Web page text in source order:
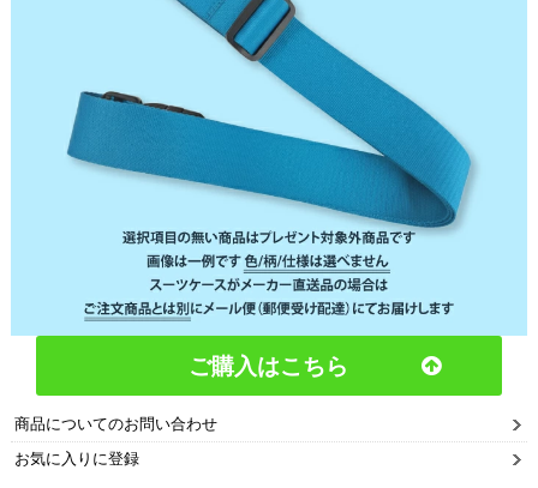
ご購入はこちら
商品についてのお問い合わせ
お気に入りに登録